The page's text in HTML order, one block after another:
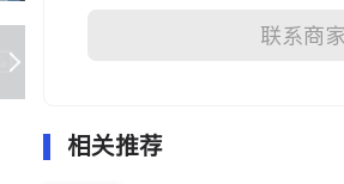
联系商家
相关推荐